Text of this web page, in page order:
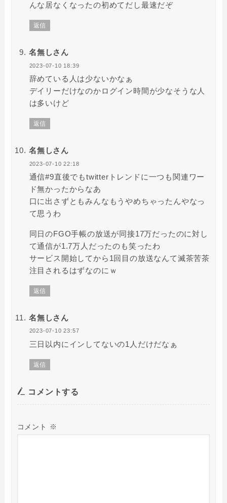
んな居なくなったの初めてだし最速だぞ
返信
名無しさん
2023-07-10 18:39
辞めている人は少ないかなぁ
デイリーだけなのかログイン時間が少なそうな人
は多いけど
返信
名無しさん
2023-07-10 22:18
通信#9直後でもtwitterトレンドに一つも関連ワー
ド無かったからなあ
口に出さずともみんなもうやめちゃったんやなっ
て思うわ
同日のFGO手帳の放送が同接17万だったのに対し
て通信が1.7万人だったのも笑ったわ
サービス開始してから1回目の放送なんて滅茶苦茶
注目されるはずなのにｗ
返信
名無しさん
2023-07-10 23:57
三日以内にインしてないの1人だけだなぁ
返信
コメントする
コメント ※